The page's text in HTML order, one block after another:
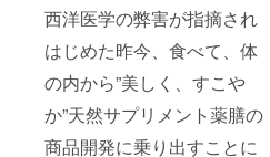
西洋医学の弊害が指摘され
はじめた昨今、食べて、体
の内から”美しく、すこや
か”天然サプリメント薬膳の
商品開発に乗り出すことに